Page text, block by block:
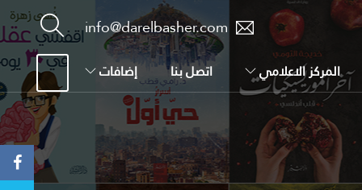
info@darelbasher.com
المركز الاعلامي اتصل بنا إضافات